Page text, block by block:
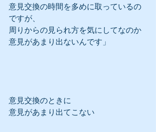
意見交換の時間を多めに取っているの
ですが、
周りからの見られ方を気にしてなのか
意見があまり出ないんです」
意見交換のときに
意見があまり出てこない